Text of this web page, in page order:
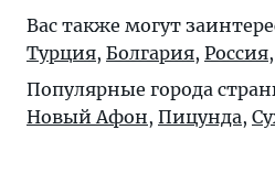
Вас также могут
Турция, Болгария, Россия,
Популярные города
Новый Афон, Пицунда,